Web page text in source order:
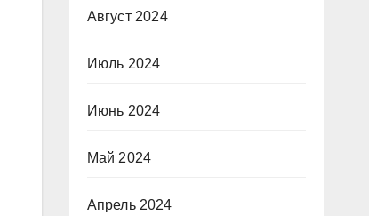
Август 2024
Июль 2024
Июнь 2024
Май 2024
Апрель 2024